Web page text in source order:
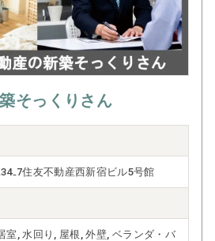
そっくりさん
住友不動産西新宿ビル5号館
室, 水回り, 屋根, 外壁, ベランダ・バ